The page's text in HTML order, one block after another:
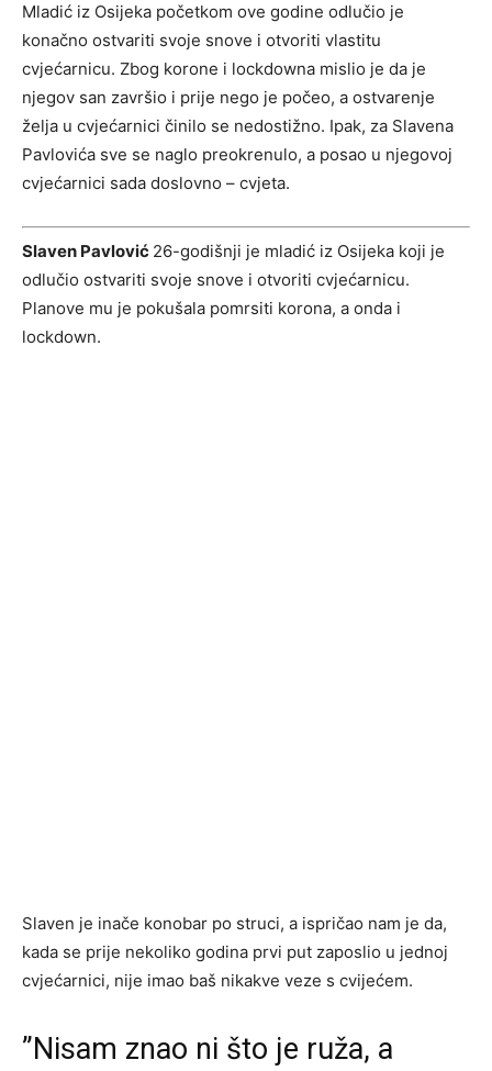
Mladić iz Osijeka početkom ove godine odlučio je
konačno ostvariti svoje snove i otvoriti vlastitu
cvjećarnicu. Zbog korone i lockdowna mislio je da je
njegov san završio i prije nego je počeo, a ostvarenje
želja u cvjećarnici činilo se nedostižno. Ipak, za Slavena
Pavlovića sve se naglo preokrenulo, a posao u njegovoj
cvjećarnici sada doslovno – cvjeta.
Slaven Pavlović 26-godišnji je mladić iz Osijeka koji je
odlučio ostvariti svoje snove i otvoriti cvjećarnicu.
Planove mu je pokušala pomrsiti korona, a onda i
lockdown.
Slaven je inače konobar po struci, a ispričao nam je da,
kada se prije nekoliko godina prvi put zaposlio u jednoj
cvjećarnici, nije imao baš nikakve veze s cvijećem.
”Nisam znao ni što je ruža, a